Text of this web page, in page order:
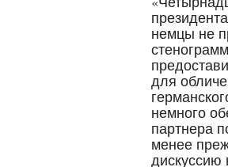
немцы не
для
немного
партнера
менее
дискуссию